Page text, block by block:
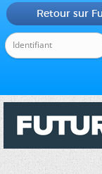
Retour sur